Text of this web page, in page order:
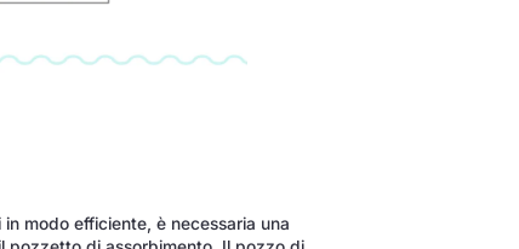
modo efficiente, è necessaria una